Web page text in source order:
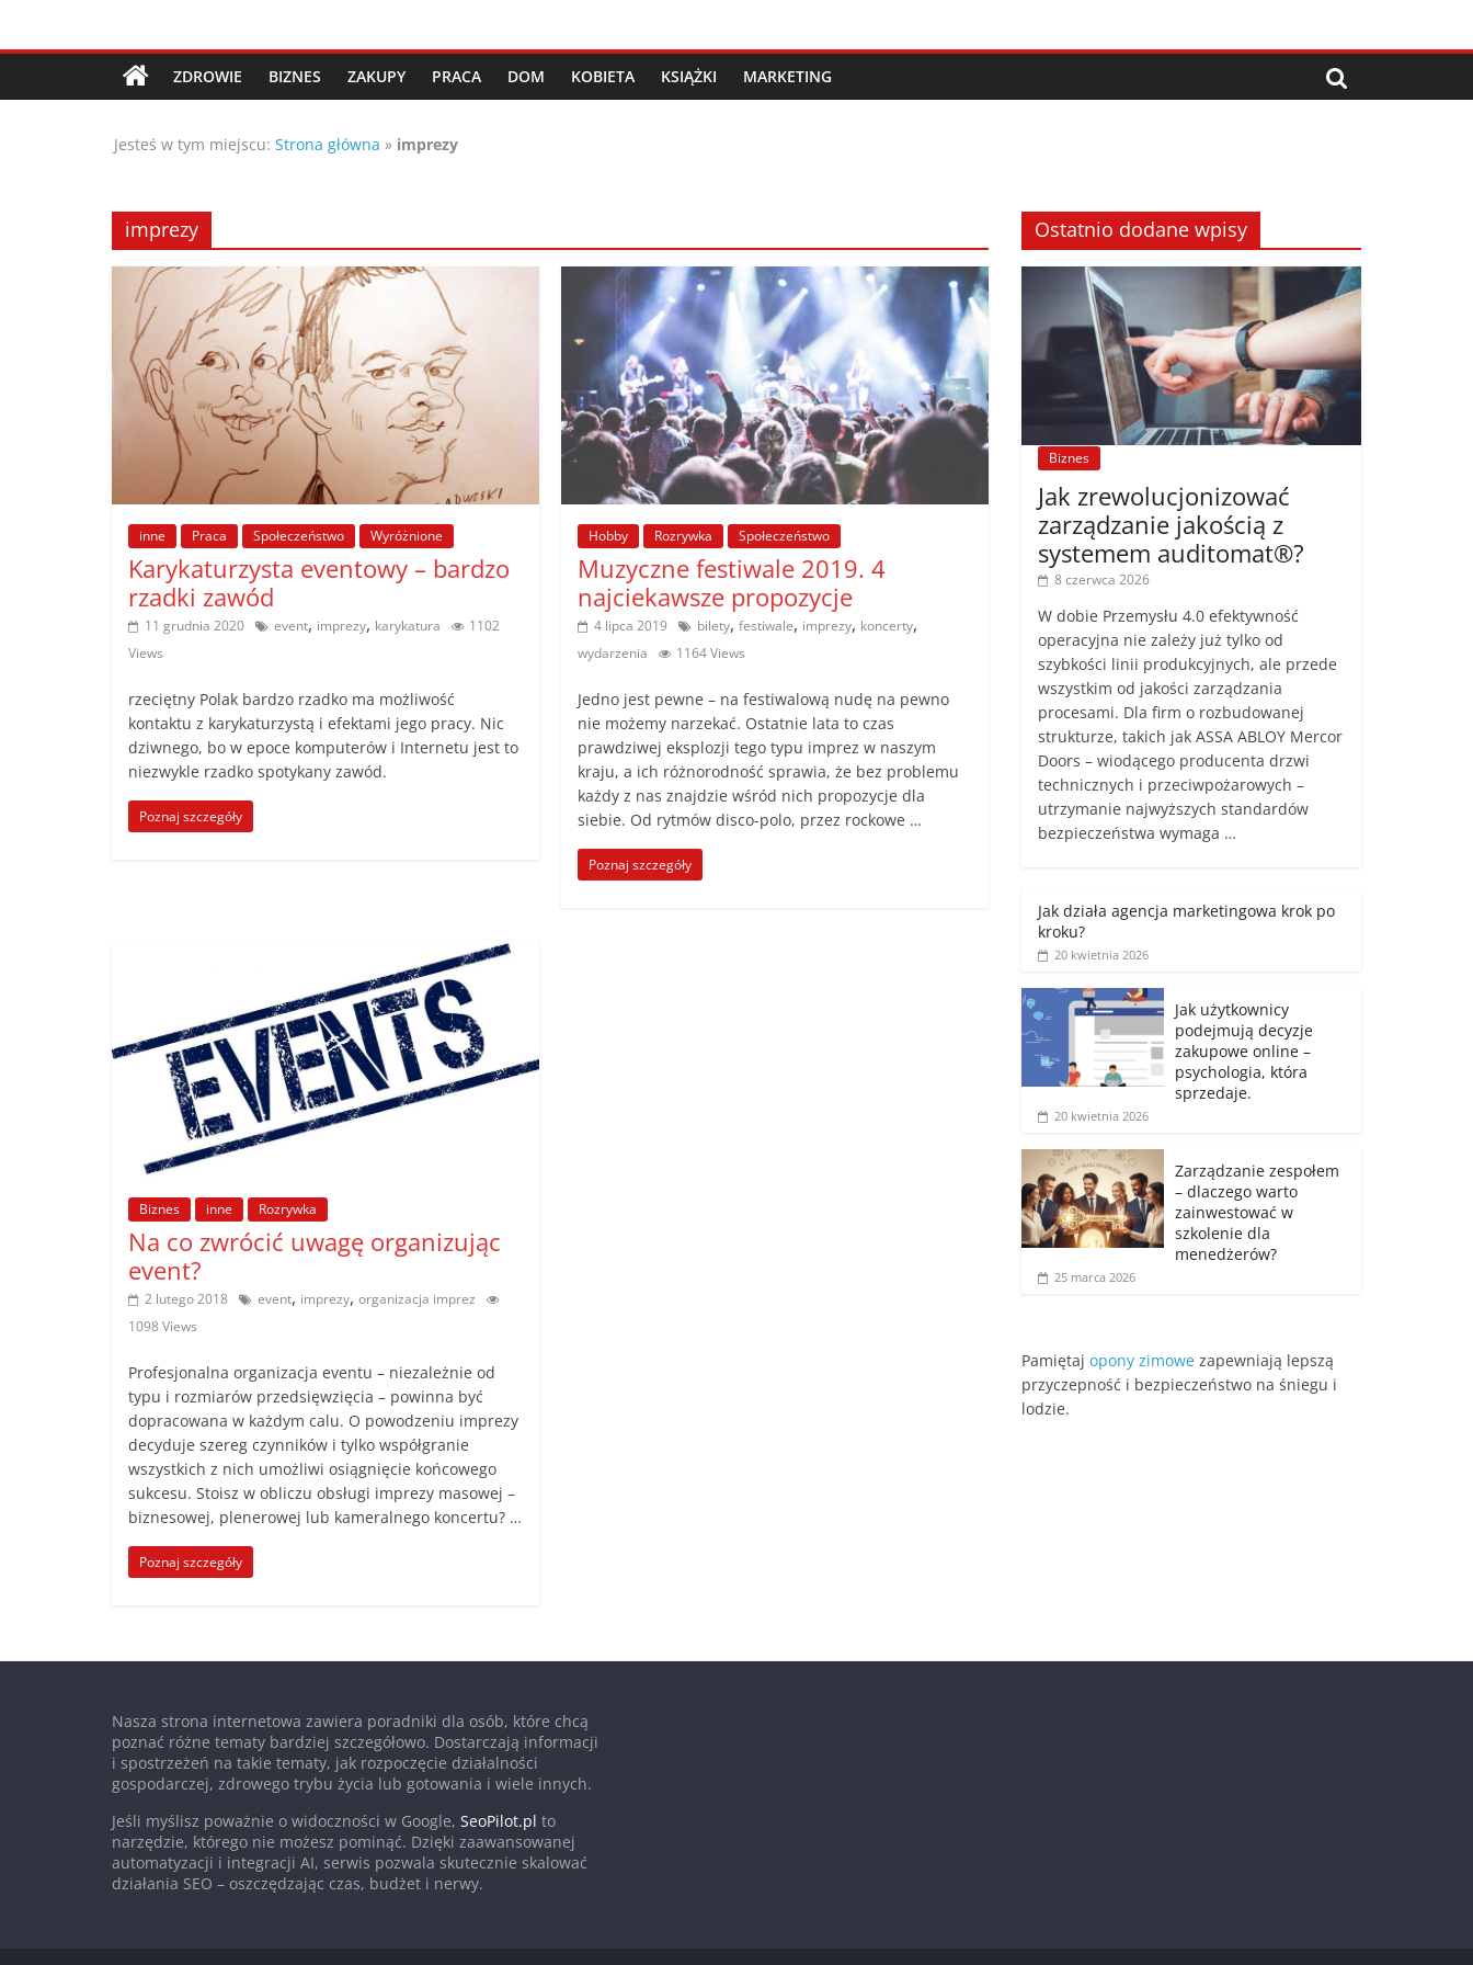
Porady,
wskazówki
oraz
ciekawe
rady
–
poznaj
te
poradniki.
Porady
praktyczne
porady
wskazówki
poradniki
każdy
temat
ZDROWIE BIZNES ZAKUPY PRACA DOM KOBIETA KSIĄŻKI MARKETING
Jesteś w tym miejscu: Strona główna » imprezy
imprezy
inne Praca Społeczeństwo Wyróżnione
Karykaturzysta eventowy – bardzo
rzadki zawód
11 grudnia 2020 event, imprezy, karykatura
1102
Views
rzeciętny Polak bardzo rzadko ma możliwość
kontaktu z karykaturzystą i efektami jego pracy. Nic
dziwnego, bo w epoce komputerów i Internetu jest to
niezwykle rzadko spotykany zawód.
Poznaj szczegóły
Hobby Rozrywka Społeczeństwo
Muzyczne festiwale 2019. 4
najciekawsze propozycje
4 lipca 2019 bilety,festiwale, imprezy, koncerty,
wydarzenia 1164 Views
Jedno jest pewne – na festiwalową nudę na pewno
nie możemy narzekać. Ostatnie lata to czas
prawdziwej eksplozji tego typu imprez w naszym
kraju, a ich różnorodność sprawia, że bez problemu
każdy z nas znajdzie wśród nich propozycje dla
siebie. Od rytmów disco-polo, przez rockowe …
Poznaj szczegóły
Biznes inne Rozrywka
Na co zwrócić uwagę organizując
event?
2 lutego 2018 event, imprezy, organizacja imprez
1098 Views
Profesjonalna organizacja eventu – niezależnie od
typu i rozmiarów przedsięwzięcia – powinna być
dopracowana w każdym calu. O powodzeniu imprezy
decyduje szereg czynników i tylko współgranie
wszystkich z nich umożliwi osiągnięcie końcowego
sukcesu. Stoisz w obliczu obsługi imprezy masowej –
biznesowej, plenerowej lub kameralnego koncertu? …
Poznaj szczegóły
Ostatnio dodane wpisy
Biznes
Jak zrewolucjonizować
zarządzanie jakością z
systemem auditomat®?
8 czerwca 2026
W dobie Przemysłu 4.0 efektywność
operacyjna nie zależy już tylko od
szybkości linii produkcyjnych, ale przede
wszystkim od jakości zarządzania
procesami. Dla firm o rozbudowanej
strukturze, takich jak ASSA ABLOY Mercor
Doors – wiodącego producenta drzwi
technicznych i przeciwpożarowych –
utrzymanie najwyższych standardów
bezpieczeństwa wymaga …
Jak działa agencja marketingowa krok po
kroku?
20 kwietnia 2026
Jak użytkownicy
podejmują decyzje
zakupowe online –
psychologia, która
sprzedaje.
20 kwietnia 2026
Zarządzanie zespołem
– dlaczego warto
zainwestować w
szkolenie dla
menedżerów?
25 marca 2026
Pamiętaj opony zimowe zapewniają lepszą
przyczepność i bezpieczeństwo na śniegu i
lodzie.
Nasza strona internetowa zawiera poradniki dla osób, które chcą
poznać różne tematy bardziej szczegółowo. Dostarczają informacji
i spostrzeżeń na takie tematy, jak rozpoczęcie działalności
gospodarczej, zdrowego trybu życia lub gotowania i wiele innych.
Jeśli myślisz poważnie o widoczności w Google, SeoPilot.pl to
narzędzie, którego nie możesz pominąć. Dzięki zaawansowanej
automatyzacji i integracji AI, serwis pozwala skutecznie skalować
działania SEO – oszczędzając czas, budżet i nerwy.